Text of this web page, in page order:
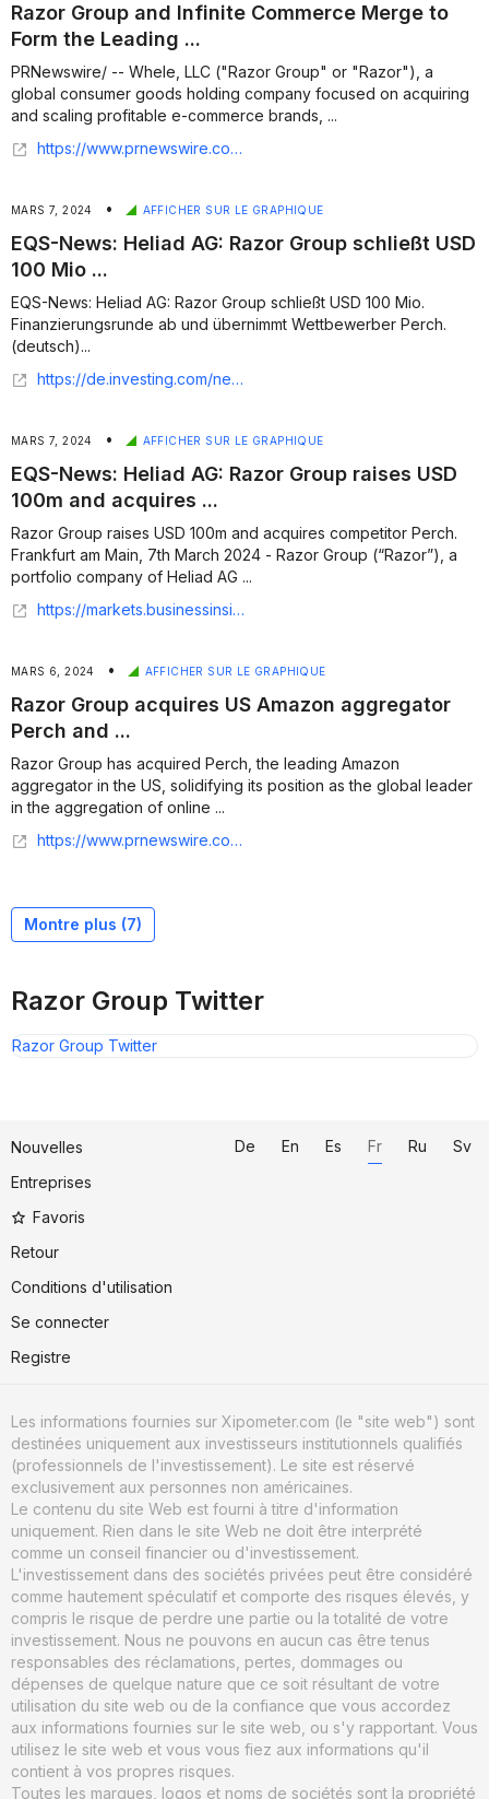
Razor Group and Infinite Commerce Merge to
Form the Leading ...
PRNewswire/ -- Whele, LLC ("Razor Group" or "Razor"), a
global consumer goods holding company focused on acquiring
and scaling profitable e-commerce brands, ...
https://www.prnewswire.com/news-releases/razor-group-and-infinite-commerce-merge-to-form-the-leading-consolidator-in-the-fba-aggregator-space-302540500.html
MARS 7, 2024 • AFFICHER SUR LE GRAPHIQUE
EQS-News: Heliad AG: Razor Group schließt USD
100 Mio ...
EQS-News: Heliad AG: Razor Group schließt USD 100 Mio.
Finanzierungsrunde ab und übernimmt Wettbewerber Perch.
(deutsch)...
https://de.investing.com/news/economy/eqsnews-heliad-ag-razor-group-schliest-usd-100-mio-finanzierungsrunde-ab-und-ubernimmt-wettbewerber-perch-deutsch-2570562
MARS 7, 2024 • AFFICHER SUR LE GRAPHIQUE
EQS-News: Heliad AG: Razor Group raises USD
100m and acquires ...
Razor Group raises USD 100m and acquires competitor Perch.
Frankfurt am Main, 7th March 2024 - Razor Group (“Razor”), a
portfolio company of Heliad AG ...
https://markets.businessinsider.com/news/stocks/eqs-news-heliad-ag-razor-group-raises-usd-100m-and-acquires-competitor-perch-1033141464
MARS 6, 2024 • AFFICHER SUR LE GRAPHIQUE
Razor Group acquires US Amazon aggregator
Perch and ...
Razor Group has acquired Perch, the leading Amazon
aggregator in the US, solidifying its position as the global leader
in the aggregation of online ...
https://www.prnewswire.com/news-releases/razor-group-acquires-us-amazon-aggregator-perch-and-announces-series-d-financing-round-302080402.html
Montre plus (7)
Razor Group Twitter
Razor Group Twitter
Nouvelles
Entreprises
Favoris
Retour
Conditions d'utilisation
Se connecter
Registre
De En Es Fr Ru Sv
Les informations fournies sur Xipometer.com (le "site web") sont
destinées uniquement aux investisseurs institutionnels qualifiés
(professionnels de l'investissement). Le site est réservé
exclusivement aux personnes non américaines.
Le contenu du site Web est fourni à titre d'information
uniquement. Rien dans le site Web ne doit être interprété
comme un conseil financier ou d'investissement.
L'investissement dans des sociétés privées peut être considéré
comme hautement spéculatif et comporte des risques élevés, y
compris le risque de perdre une partie ou la totalité de votre
investissement. Nous ne pouvons en aucun cas être tenus
responsables des réclamations, pertes, dommages ou
dépenses de quelque nature que ce soit résultant de votre
utilisation du site web ou de la confiance que vous accordez
aux informations fournies sur le site web, ou s'y rapportant. Vous
utilisez le site web et vous vous fiez aux informations qu'il
contient à vos propres risques.
Toutes les marques, logos et noms de sociétés sont la propriété